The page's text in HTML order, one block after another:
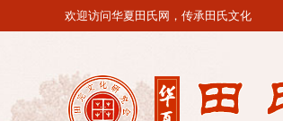
欢迎访问华夏田氏网，传承田氏文化